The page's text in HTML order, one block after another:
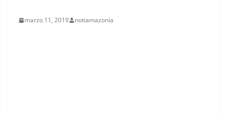
marzo 11, 2019 notiamazonia